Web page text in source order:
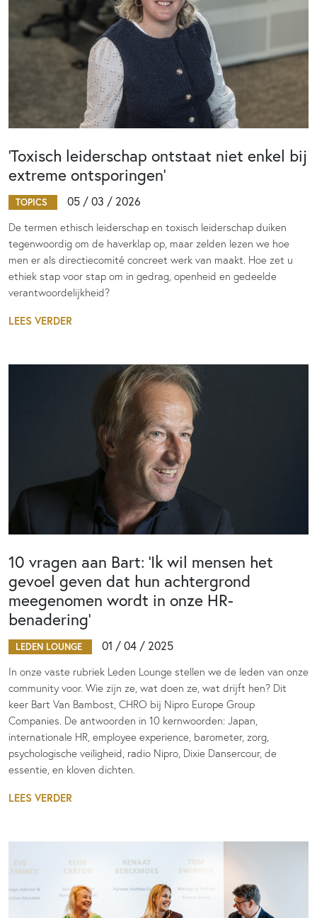
‘Toxisch leiderschap ontstaat niet enkel bij
extreme ontsporingen’
TOPICS 05 / 03 / 2026
De termen ethisch leiderschap en toxisch leiderschap duiken
tegenwoordig om de haverklap op, maar zelden lezen we hoe
men er als directiecomité concreet werk van maakt. Hoe zet u
ethiek stap voor stap om in gedrag, openheid en gedeelde
verantwoordelijkheid?
LEES VERDER
10 vragen aan Bart: ‘Ik wil mensen het
gevoel geven dat hun achtergrond
meegenomen wordt in onze HR-
benadering’
LEDEN LOUNGE 01 / 04 / 2025
In onze vaste rubriek Leden Lounge stellen we de leden van onze
community voor. Wie zijn ze, wat doen ze, wat drijft hen? Dit
keer Bart Van Bambost, CHRO bij Nipro Europe Group
Companies. De antwoorden in 10 kernwoorden: Japan,
internationale HR, employee experience, barometer, zorg,
psychologische veiligheid, radio Nipro, Dixie Dansercour, de
essentie, en kloven dichten.
LEES VERDER